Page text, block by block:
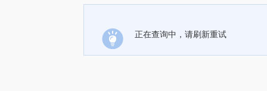
正在查询中，请刷新重试